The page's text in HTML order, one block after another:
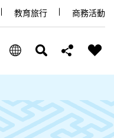
教育旅行 商務活動